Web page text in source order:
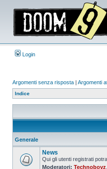
Login
Argomenti senza risposta | Argomenti
Indice
Generale
News
Qui gli utenti registrati
Moderatori: Technoboyz